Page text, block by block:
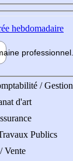
hebdomadaire
professionnel
/ Gestion
d'art
Publics
Vente